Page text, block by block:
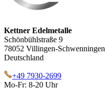
Kettner Edelmetalle
Schönbühlstraße 9
78052 Villingen-Schwenningen
Deutschland
+49 7930-2699
Mo-Fr: 8-20 Uhr